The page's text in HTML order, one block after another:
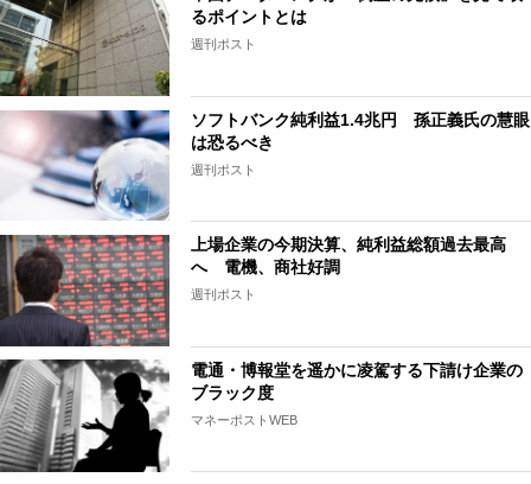
るポイントとは
週刊ポスト
ソフトバンク純利益1.4兆円 孫正義氏の慧眼
は恐るべき
週刊ポスト
上場企業の今期決算、純利益総額過去最高
へ 電機、商社好調
週刊ポスト
電通・博報堂を遥かに凌駕する下請け企業の
ブラック度
マネーポストWEB